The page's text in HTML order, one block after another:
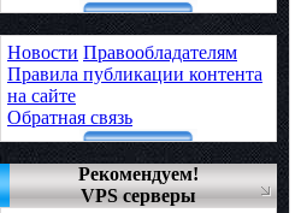
Новости Правообладателям
Правила публикации контента
на сайте
Обратная связь
Рекомендуем!
VPS серверы